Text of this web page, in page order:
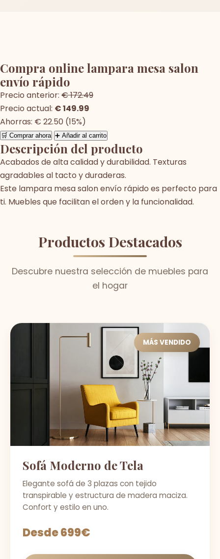
Compra online lampara mesa salon
envío rápido
Precio anterior: € 172.49
Precio actual: € 149.99
Ahorras: € 22.50 (15%)
🛒 Comprar ahora ➕ Añadir al carrito
Descripción del producto
Acabados de alta calidad y durabilidad. Texturas
agradables al tacto y duraderas.
Este lampara mesa salon envío rápido es perfecto para
ti. Muebles que facilitan el orden y la funcionalidad.
Productos Destacados
Descubre nuestra selección de muebles para
el hogar
MÁS VENDIDO
Sofá Moderno de Tela
Elegante sofá de 3 plazas con tejido
transpirable y estructura de madera maciza.
Confort y estilo en uno.
Desde 699€